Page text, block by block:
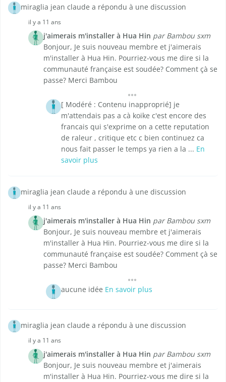
miraglia jean claude a répondu à une discussion
il y a 11 ans
j'aimerais m'installer à Hua Hin par Bambou sxm
Bonjour, Je suis nouveau membre et j'aimerais
m'installer à Hua Hin. Pourriez-vous me dire si la
communauté française est soudée? Comment çà se
passe? Merci Bambou
[ Modéré : Contenu inapproprié] je
m'attendais pas a cà koike c'est encore des
francais qui s'exprime on a cette reputation
de raleur , critique etc c bien continuez ca
nous fait passer le temps ya rien a la ... En
savoir plus
miraglia jean claude a répondu à une discussion
il y a 11 ans
j'aimerais m'installer à Hua Hin par Bambou sxm
Bonjour, Je suis nouveau membre et j'aimerais
m'installer à Hua Hin. Pourriez-vous me dire si la
communauté française est soudée? Comment çà se
passe? Merci Bambou
aucune idée En savoir plus
miraglia jean claude a répondu à une discussion
il y a 11 ans
j'aimerais m'installer à Hua Hin par Bambou sxm
Bonjour, Je suis nouveau membre et j'aimerais
m'installer à Hua Hin. Pourriez-vous me dire si la